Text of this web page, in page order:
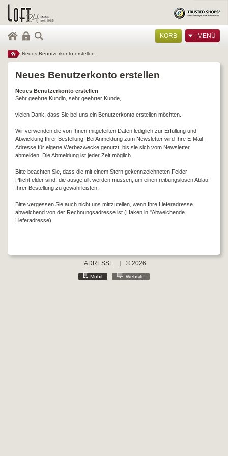
KORB MENÜ
Neues Benutzerkonto erstellen
Neues Benutzerkonto erstellen
Neues Benutzerkonto erstellen
Sehr geehrte Kundin, sehr geehrter Kunde,
vielen Dank, dass Sie bei uns ein Benutzerkonto erstellen möchten.
Wir verwenden die von Ihnen mitgeteilten Daten lediglich zur Erfüllung und
Abwicklung Ihrer Bestellung. Bei Anmeldung zum Newsletter wird Ihre E-Mail-
Adresse für eigene Werbezwecke genutzt, bis sie sich vom Newsletter
abmelden. Die Abmeldung ist jeder Zeit möglich.
Bitte beachten Sie, dass die mit einem Stern gekennzeichneten Felder
Pflichtfelder sind, die ausgefüllt werden müssen, um einen reibungslosen Ablauf
Ihrer Bestellung zu gewährleisten.
Bitte vergessen Sie auch nicht uns mittzuteilen, wenn Ihre Lieferadresse
abweichend von der Rechnungsadresse ist (Haken in "Abweichende
Lieferadresse).
ADRESSE © 2026
Mobil Website